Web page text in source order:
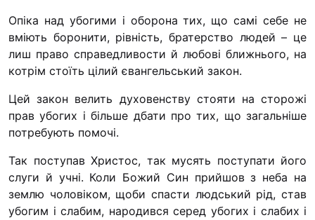
Футбольна
Кулінарний
Іконописна
“Капеланчики”
Альтернатива
одна родина
Чемпіонат з
“КОПА”
Опіка над убогими і оборона тих, що самі себе не
вміють боронити, рівність, братерство людей – це
лиш право справедливости й любові ближнього, на
котрім стоїть цілий євангельський закон.
Цей закон велить духовенству стояти на сторожі
прав убогих і більше дбати про тих, що загальніше
потребують помочі.
Так поступав Христос, так мусять поступати його
слуги й учні. Коли Божий Син прийшов з неба на
землю чоловіком, щоби спасти людський рід, став
убогим і слабим, народився серед убогих і слабих і